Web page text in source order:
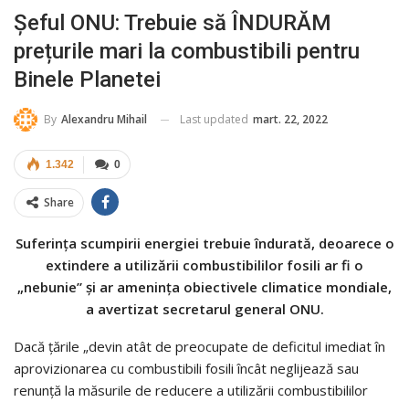
Șeful ONU: Trebuie să ÎNDURĂM
prețurile mari la combustibili pentru
Binele Planetei
By Alexandru Mihail Last updated mart. 22, 2022
0
1.342
Share
Suferința scumpirii energiei trebuie îndurată, deoarece o
extindere a utilizării combustibililor fosili ar fi o
„nebunie” și ar amenința obiectivele climatice mondiale,
a avertizat secretarul general ONU.
Dacă țările „devin atât de preocupate de deficitul imediat în
aprovizionarea cu combustibili fosili încât neglijează sau
renunță la măsurile de reducere a utilizării combustibililor